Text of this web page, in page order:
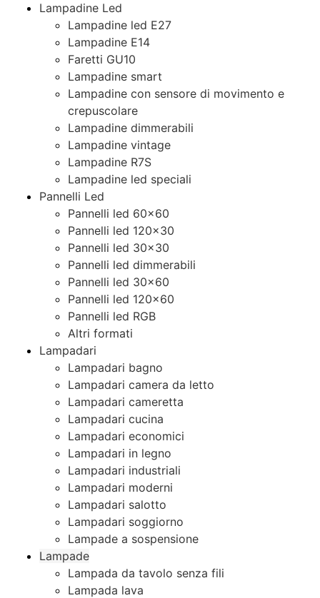
Lampadine Led
Lampadine led E27
Lampadine E14
Faretti GU10
Lampadine smart
Lampadine con sensore di movimento e
crepuscolare
Lampadine dimmerabili
Lampadine vintage
Lampadine R7S
Lampadine led speciali
Pannelli Led
Pannelli led 60×60
Pannelli led 120×30
Pannelli led 30×30
Pannelli led dimmerabili
Pannelli led 30×60
Pannelli led 120×60
Pannelli led RGB
Altri formati
Lampadari
Lampadari bagno
Lampadari camera da letto
Lampadari cameretta
Lampadari cucina
Lampadari economici
Lampadari in legno
Lampadari industriali
Lampadari moderni
Lampadari salotto
Lampadari soggiorno
Lampade a sospensione
Lampade
Lampada da tavolo senza fili
Lampada lava